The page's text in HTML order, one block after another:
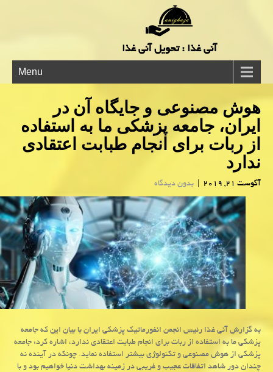
آنی غذا : تحویل آنی غذا
Menu
هوش مصنوعی و جایگاه آن در
ایران، جامعه پزشكی ما به استفاده
از ربات برای انجام طبابت اعتقادی
ندارد
آگوست 21, 2019 | بدون دیدگاه
به گزارش آنی غذا رئیس انجمن انفورماتیك پزشكی ایران با بیان این كه جامعه
پزشكی ما به استفاده از ربات برای انجام طبابت اعتقادی ندارد، اشاره كرد: جامعه
پزشكی از هوش مصنوعی و تكنولوژی بیشتر استفاده نماید. چونكه در آینده نه
چندان دور شاهد اتفاقات عجیب و غریبی در زمینه بهداشت دنیا خواهیم بود و با